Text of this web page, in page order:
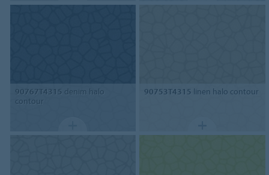
90767T4315 denim halo
contour
90753T4315 linen halo contour